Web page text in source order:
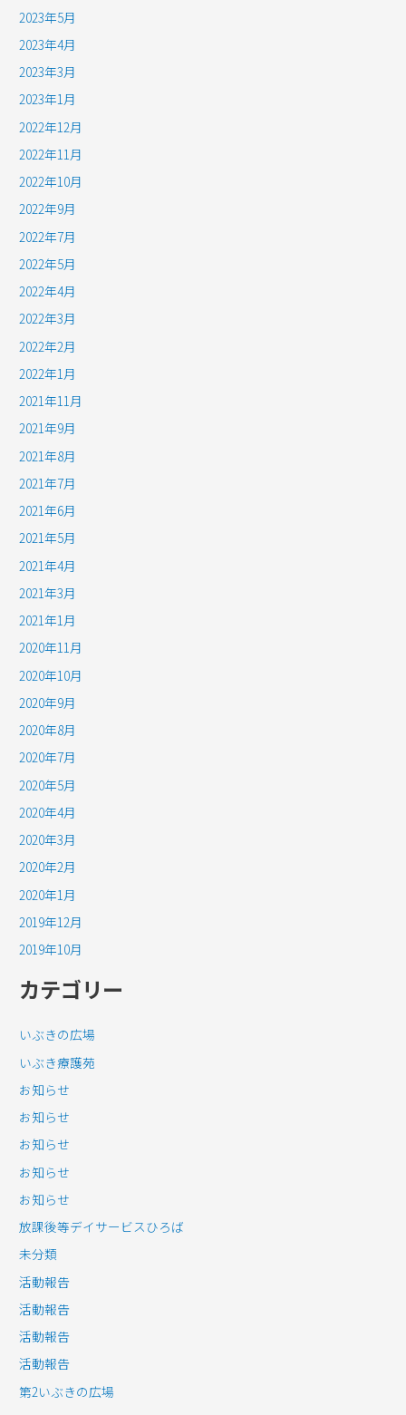
2023年5月
2023年4月
2023年3月
2023年1月
2022年12月
2022年11月
2022年10月
2022年9月
2022年7月
2022年5月
2022年4月
2022年3月
2022年2月
2022年1月
2021年11月
2021年9月
2021年8月
2021年7月
2021年6月
2021年5月
2021年4月
2021年3月
2021年1月
2020年11月
2020年10月
2020年9月
2020年8月
2020年7月
2020年5月
2020年4月
2020年3月
2020年2月
2020年1月
2019年12月
2019年10月
カテゴリー
いぶきの広場
いぶき療護苑
お知らせ
お知らせ
お知らせ
お知らせ
お知らせ
放課後等デイサービスひろば
未分類
活動報告
活動報告
活動報告
活動報告
第2いぶきの広場